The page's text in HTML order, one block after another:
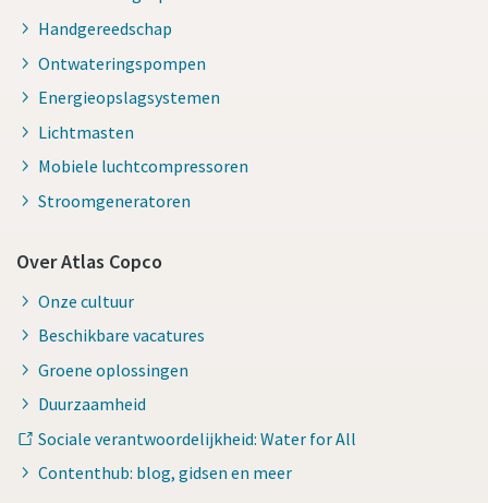
Handgereedschap
Ontwateringspompen
Energieopslagsystemen
Lichtmasten
Mobiele luchtcompressoren
Stroomgeneratoren
Over Atlas Copco
Onze cultuur
Beschikbare vacatures
Groene oplossingen
Duurzaamheid
Sociale verantwoordelijkheid: Water for All
Contenthub: blog, gidsen en meer